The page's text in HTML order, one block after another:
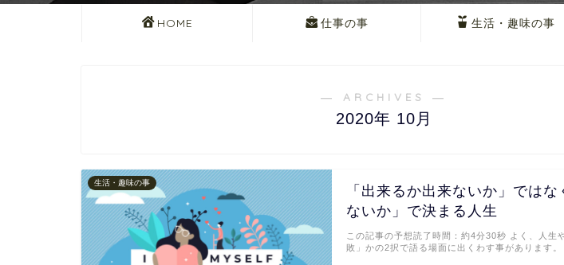
HOME 仕事の事 生活・趣味の事
― ARCHIVES ―
2020年 10月
生活・趣味の事
「出来るか出来ないか」では
ないか」で決まる人生
この記事の予想読了時間：約4分30秒 よく、人生
敗」かの2択で語る場面に出くわす事があります